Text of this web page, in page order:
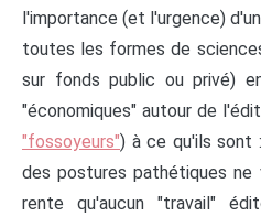
l'importance (et l'urgence)
toutes les formes de
sur fonds public ou privé)
"économiques" autour de
"fossoyeurs") à ce qu'ils sont
des postures pathétiques ne
rente qu'aucun "travail"